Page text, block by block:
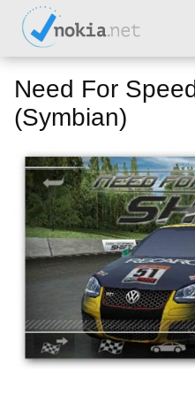
Need For
(Symbian)